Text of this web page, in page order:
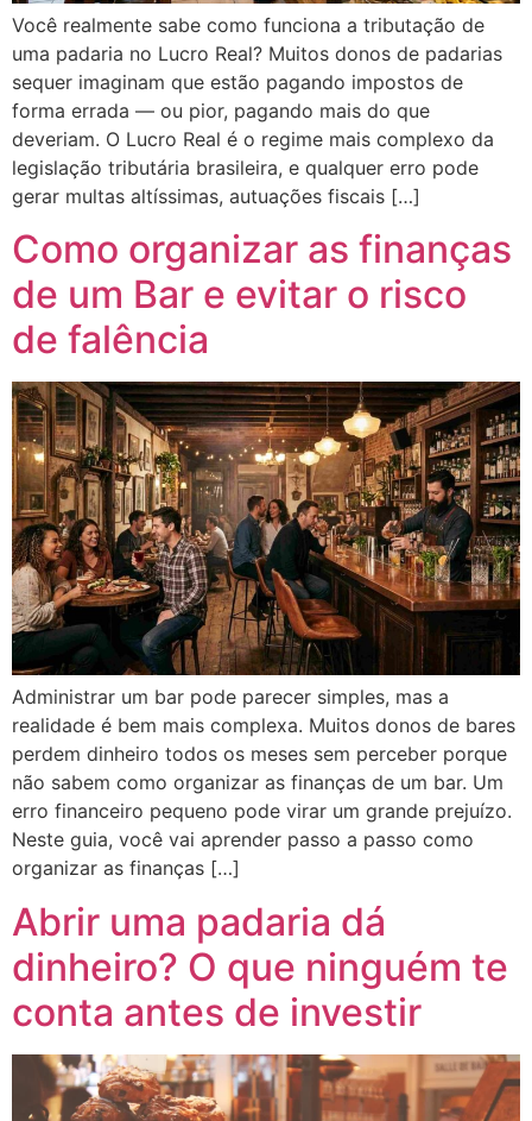
Você realmente sabe como funciona a tributação de
uma padaria no Lucro Real? Muitos donos de padarias
sequer imaginam que estão pagando impostos de
forma errada — ou pior, pagando mais do que
deveriam. O Lucro Real é o regime mais complexo da
legislação tributária brasileira, e qualquer erro pode
gerar multas altíssimas, autuações fiscais […]
Como organizar as finanças
de um Bar e evitar o risco
de falência
Administrar um bar pode parecer simples, mas a
realidade é bem mais complexa. Muitos donos de bares
perdem dinheiro todos os meses sem perceber porque
não sabem como organizar as finanças de um bar. Um
erro financeiro pequeno pode virar um grande prejuízo.
Neste guia, você vai aprender passo a passo como
organizar as finanças […]
Abrir uma padaria dá
dinheiro? O que ninguém te
conta antes de investir